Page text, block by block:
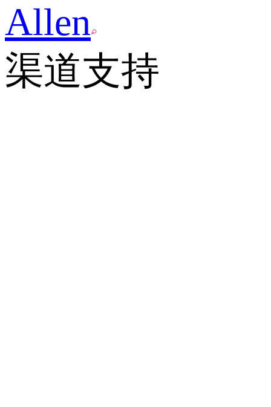
Allen
渠道支持